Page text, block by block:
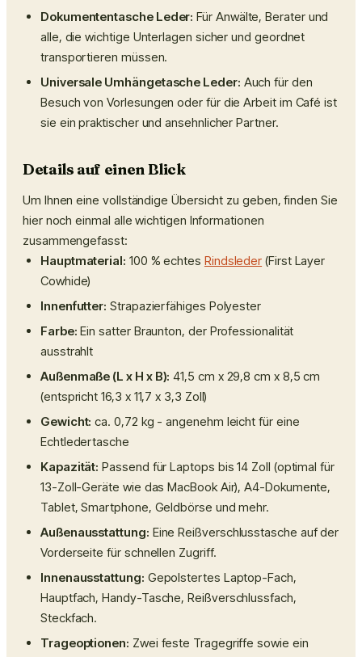
Dokumententasche Leder: Für Anwälte, Berater und
alle, die wichtige Unterlagen sicher und geordnet
transportieren müssen.
Universale Umhängetasche Leder: Auch für den
Besuch von Vorlesungen oder für die Arbeit im Café ist
sie ein praktischer und ansehnlicher Partner.
Details auf einen Blick
Um Ihnen eine vollständige Übersicht zu geben, finden Sie
hier noch einmal alle wichtigen Informationen
zusammengefasst:
Hauptmaterial: 100 % echtes Rindsleder (First Layer
Cowhide)
Innenfutter: Strapazierfähiges Polyester
Farbe: Ein satter Braunton, der Professionalität
ausstrahlt
Außenmaße (L x H x B): 41,5 cm x 29,8 cm x 8,5 cm
(entspricht 16,3 x 11,7 x 3,3 Zoll)
Gewicht: ca. 0,72 kg - angenehm leicht für eine
Echtledertasche
Kapazität: Passend für Laptops bis 14 Zoll (optimal für
13-Zoll-Geräte wie das MacBook Air), A4-Dokumente,
Tablet, Smartphone, Geldbörse und mehr.
Außenausstattung: Eine Reißverschlusstasche auf der
Vorderseite für schnellen Zugriff.
Innenausstattung: Gepolstertes Laptop-Fach,
Hauptfach, Handy-Tasche, Reißverschlussfach,
Steckfach.
Trageoptionen: Zwei feste Tragegriffe sowie ein